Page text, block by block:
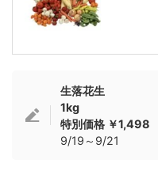
生落花生
1kg
特別価格 ￥1,498
9/19～9/21